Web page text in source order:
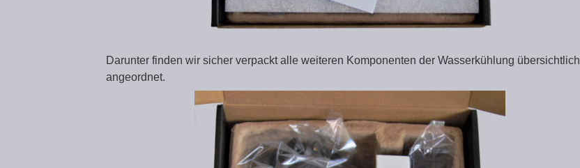
Darunter finden wir sicher verpackt alle weiteren Komponenten der Wasserkühlung übersichtlich
angeordnet.